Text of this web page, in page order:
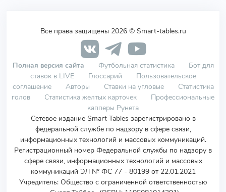
Все права защищены 2026 © Smart-tables.ru
Полная версия сайта Футбольная статистика
Бот для
ставок в LIVE
Глоссарий
Пользовательское
соглашение
Авторы Ставки на угловые
Статистика
голов
Статистика желтых карточек
Профессиональные
капперы Рунета
Сетевое издание Smart Tables зарегистрировано в
федеральной службе по надзору в сфере связи,
информационных технологий и массовых коммуникаций.
Регистрационный номер Федеральной службы по надзору в
сфере связи, информационных технологий и массовых
коммуникаций ЭЛ № ФС 77 - 80199 от 22.01.2021
Учредитель: Общество с ограниченной ответственностью